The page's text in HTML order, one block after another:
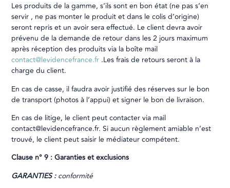
Les produits de la gamme, s’ils sont en bon état (ne pas s’en
servir , ne pas monter le produit et dans le colis d’origine)
seront repris et un avoir sera effectué. Le client devra avoir
prévenu de la demande de retour dans les 2 jours maximum
après réception des produits via la boîte mail
contact@levidencefrance.fr .Les frais de retours seront à la
charge du client.
En cas de casse, il faudra avoir justifié des réserves sur le bon
de transport (photos à l’appui) et signer le bon de livraison.
En cas de litige, le client peut contacter via mail
contact@levidencefrance.fr. Si aucun règlement amiable n’est
trouvé, le client peut saisir le médiateur compétent.
Clause n° 9 : Garanties et exclusions
GARANTIES : conformité